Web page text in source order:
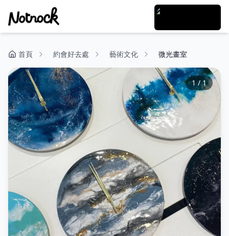
首頁 約會好去處 藝術文化 微光畫室
1/1